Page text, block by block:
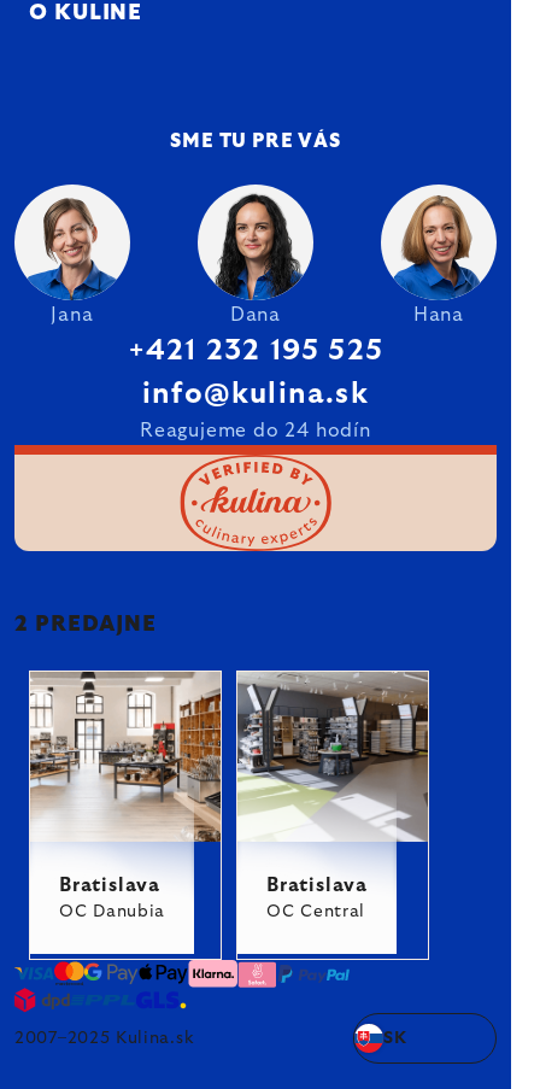
O KULINE
SME TU PRE VÁS
Jana Dana Hana
+421 232 195 525
info@kulina.sk
Reagujeme do 24 hodín
2 PREDAJNE
Bratislava
OC Danubia
Bratislava
OC Central
2007–2025 Kulina.sk SK